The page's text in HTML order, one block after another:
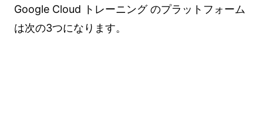
Google Cloud トレーニング のプラットフォーム
は次の3つになります。